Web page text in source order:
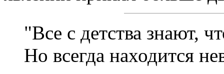
"Все с детства знают,
Но всегда находится